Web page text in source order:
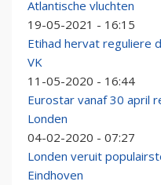
Atlantische vluchten
19-05-2021 - 16:15
Etihad hervat reguliere
VK
11-05-2020 - 16:44
Eurostar vanaf 30 april
Londen
04-02-2020 - 07:27
Londen veruit
Eindhoven